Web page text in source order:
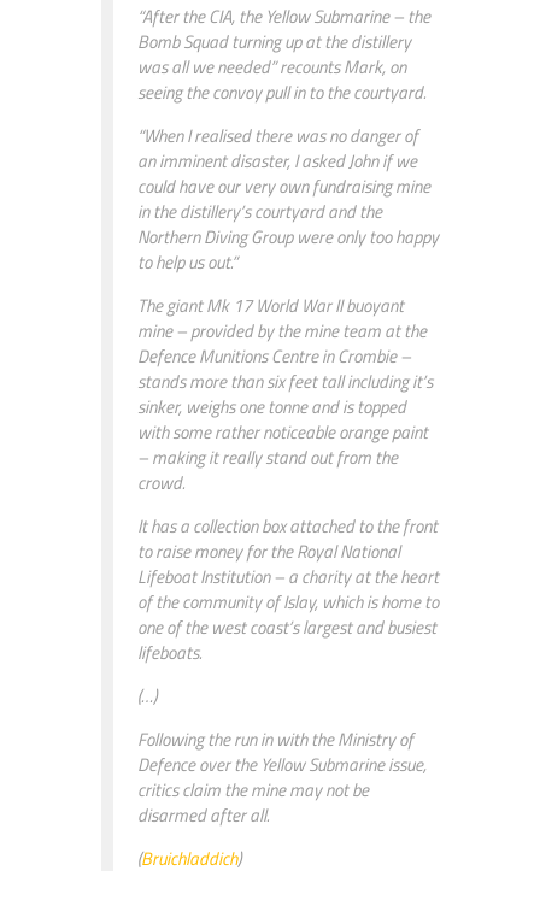
“After the CIA, the Yellow Submarine – the
Bomb Squad turning up at the distillery
was all we needed” recounts Mark, on
seeing the convoy pull in to the courtyard.
“When I realised there was no danger of
an imminent disaster, I asked John if we
could have our very own fundraising mine
in the distillery’s courtyard and the
Northern Diving Group were only too happy
to help us out.”
The giant Mk 17 World War II buoyant
mine – provided by the mine team at the
Defence Munitions Centre in Crombie –
stands more than six feet tall including it’s
sinker, weighs one tonne and is topped
with some rather noticeable orange paint
– making it really stand out from the
crowd.
It has a collection box attached to the front
to raise money for the Royal National
Lifeboat Institution – a charity at the heart
of the community of Islay, which is home to
one of the west coast’s largest and busiest
lifeboats.
(…)
Following the run in with the Ministry of
Defence over the Yellow Submarine issue,
critics claim the mine may not be
disarmed after all.
(Bruichladdich)